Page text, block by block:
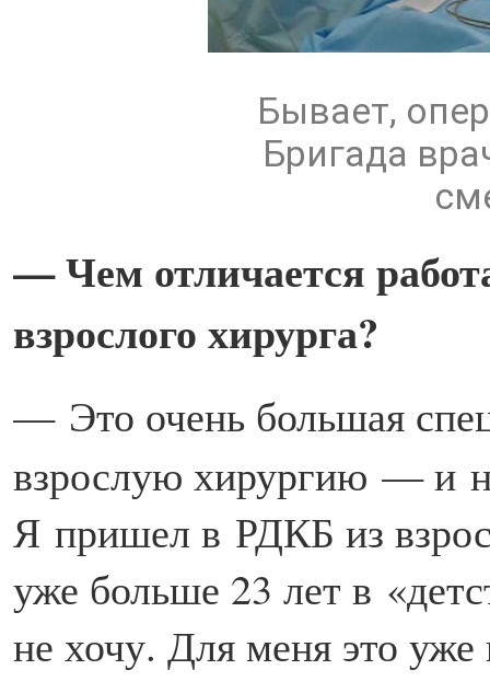
Бывает,
Бригада
— Чем отличается
взрослого хирурга?
— Это очень большая
взрослую хирургию — и
Я пришел в РДКБ из
уже больше 23 лет в
не хочу. Для меня это уже